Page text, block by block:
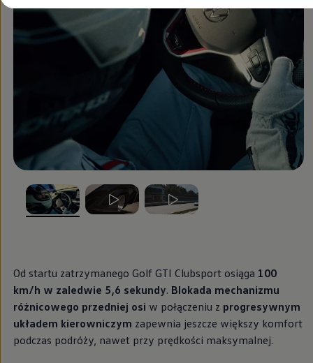
WLTP – zużycie paliwa i emisja CO₂
Recykling samochodów
Recykling baterii i akumulatorów
Oprogramowanie i łączność
ID. Software 6
ID. Software i aktualizacje
Interfejs do Twojego ID.
Zakup, finansowanie i ubezpieczenia
Oferty promocyjne
Promocje na nowe samochody – SUV-y,
Oferty nowych i używanych aut
Kredyt, leasing, najem
Modele sportowe
Leasing i najem dla firm
Leasing
Najem
Finansowanie aut używanych
Najem
Finansowanie aut używanych
Kalkulator finansowy
Ubezpieczenia i gwarancje
Ubezpieczenia komunikacyjne
Ubezpieczenie GAP/RTI
Gwarancje
, 1 z 3
Od startu zatrzymanego Golf GTI Clubsport osiąga 100
km/h w zaledwie 5,6 sekundy. Blokada mechanizmu
różnicowego przedniej osi w połączeniu z progresywnym
układem kierowniczym zapewnia jeszcze większy komfort
podczas podróży, nawet przy prędkości maksymalnej.